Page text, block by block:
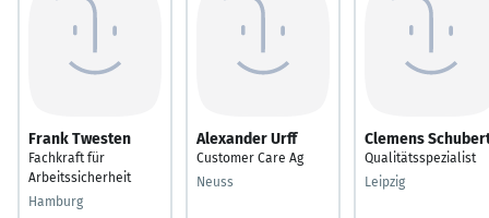
Frank Twesten
Fachkraft für
Arbeitssicherheit
Hamburg
Alexander Urff
Customer Care Ag
Neuss
Clemens
Qualitätsspezialist
Leipzig